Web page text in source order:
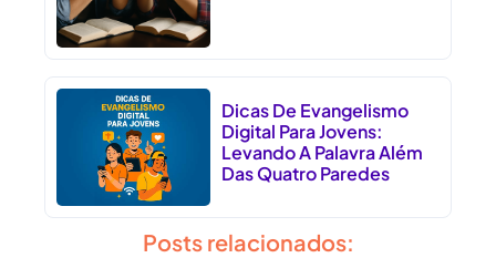
Dicas De Evangelismo
Digital Para Jovens:
Levando A Palavra Além
Das Quatro Paredes
Posts relacionados: